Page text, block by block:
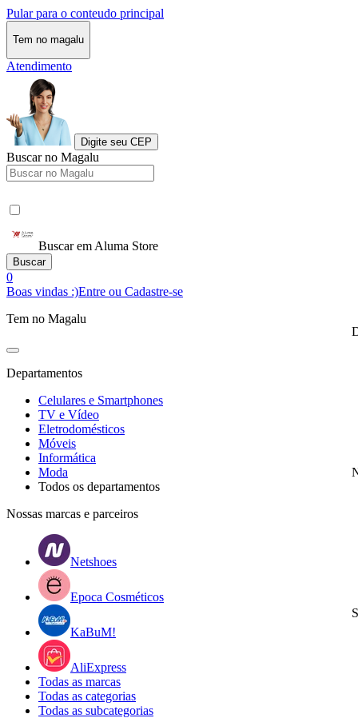
Pular para o conteudo principal
Tem no magalu
Atendimento
Digite seu CEP
Buscar no Magalu
Buscar em Aluma Store
Buscar
0
Boas vindas :)Entre ou Cadastre-se
Tem no Magalu
Departamentos
Celulares e Smartphones
TV e Vídeo
Eletrodomésticos
Móveis
Informática
Moda
Todos os departamentos
Nossas marcas e parceiros
Netshoes
Epoca Cosméticos
KaBuM!
AliExpress
Todas as marcas
Todas as categorias
Todas as subcategorias